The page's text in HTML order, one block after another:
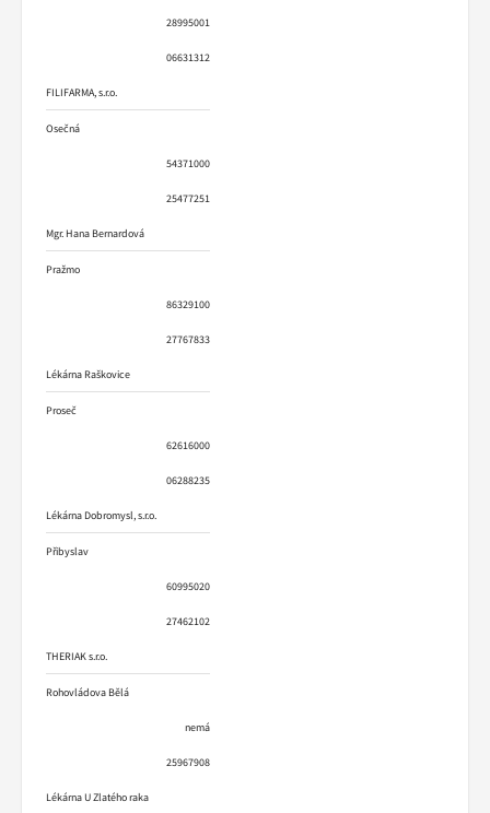
28995001
06631312
FILIFARMA, s.r.o.
Osečná
54371000
25477251
Mgr. Hana Bernardová
Pražmo
86329100
27767833
Lékárna Raškovice
Proseč
62616000
06288235
Lékárna Dobromysl, s.r.o.
Přibyslav
60995020
27462102
THERIAK s.r.o.
Rohovládova Bělá
nemá
25967908
Lékárna U Zlatého raka